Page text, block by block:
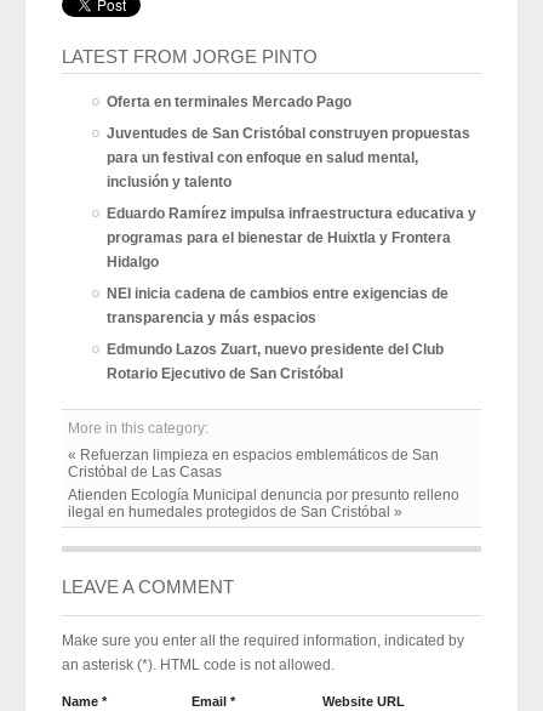
LATEST FROM JORGE PINTO
Oferta en terminales Mercado Pago
Juventudes de San Cristóbal construyen propuestas
para un festival con enfoque en salud mental,
inclusión y talento
Eduardo Ramírez impulsa infraestructura educativa y
programas para el bienestar de Huixtla y Frontera
Hidalgo
NEI inicia cadena de cambios entre exigencias de
transparencia y más espacios
Edmundo Lazos Zuart, nuevo presidente del Club
Rotario Ejecutivo de San Cristóbal
More in this category:
« Refuerzan limpieza en espacios emblemáticos de San
Cristóbal de Las Casas
Atienden Ecología Municipal denuncia por presunto relleno
ilegal en humedales protegidos de San Cristóbal »
LEAVE A COMMENT
Make sure you enter all the required information, indicated by
an asterisk (*). HTML code is not allowed.
Name * Email * Website URL